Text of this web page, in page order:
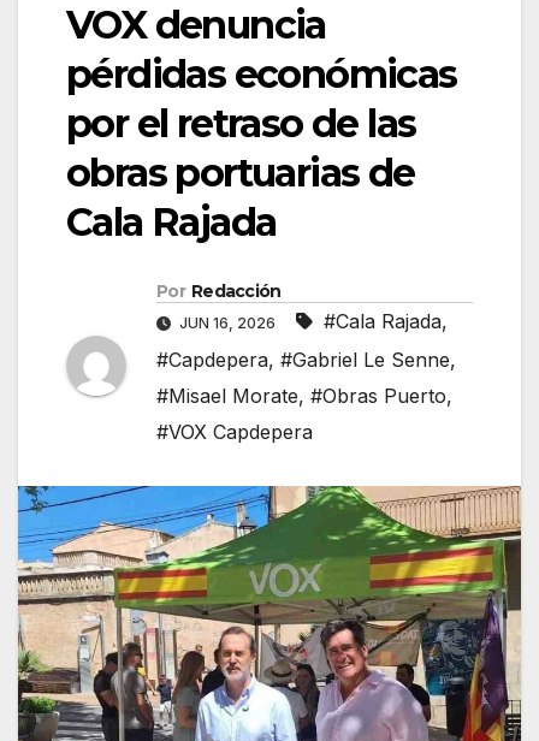
VOX denuncia
pérdidas económicas
por el retraso de las
obras portuarias de
Cala Rajada
Por Redacción
JUN 16, 2026 #Cala Rajada,
#Capdepera, #Gabriel Le Senne,
#Misael Morate, #Obras Puerto,
#VOX Capdepera